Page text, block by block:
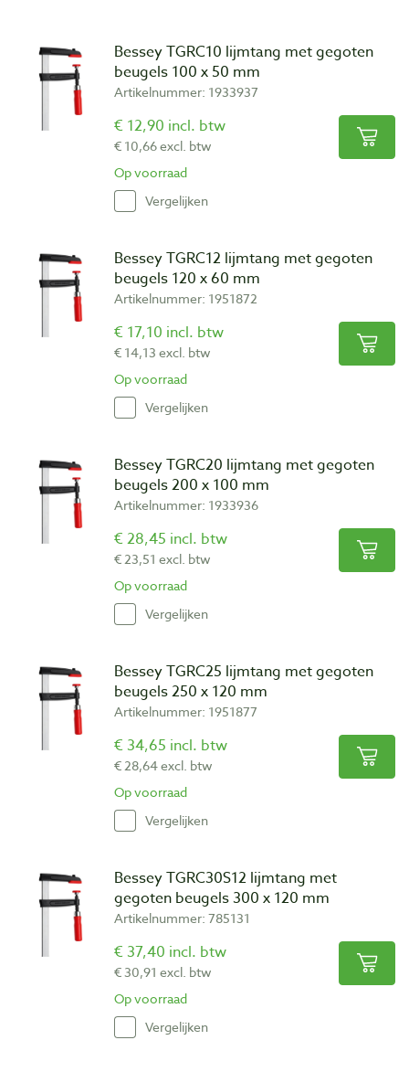
Bessey TGRC10 lijmtang met gegoten
beugels 100 x 50 mm
Artikelnummer: 1933937
€ 12,90 incl. btw
€ 10,66 excl. btw
Op voorraad
Vergelijken
Bessey TGRC12 lijmtang met gegoten
beugels 120 x 60 mm
Artikelnummer: 1951872
€ 17,10 incl. btw
€ 14,13 excl. btw
Op voorraad
Vergelijken
Bessey TGRC20 lijmtang met gegoten
beugels 200 x 100 mm
Artikelnummer: 1933936
€ 28,45 incl. btw
€ 23,51 excl. btw
Op voorraad
Vergelijken
Bessey TGRC25 lijmtang met gegoten
beugels 250 x 120 mm
Artikelnummer: 1951877
€ 34,65 incl. btw
€ 28,64 excl. btw
Op voorraad
Vergelijken
Bessey TGRC30S12 lijmtang met
gegoten beugels 300 x 120 mm
Artikelnummer: 785131
€ 37,40 incl. btw
€ 30,91 excl. btw
Op voorraad
Vergelijken